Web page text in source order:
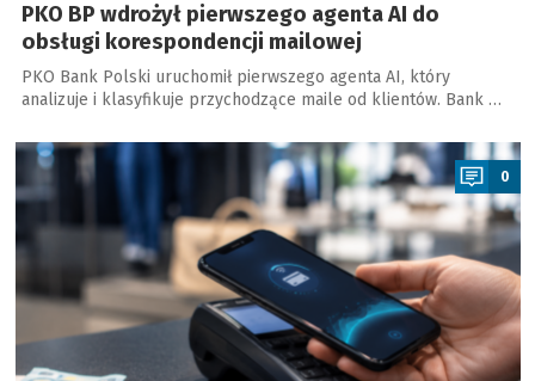
PKO BP wdrożył pierwszego agenta AI do
obsługi korespondencji mailowej
PKO Bank Polski uruchomił pierwszego agenta AI, który
analizuje i klasyfikuje przychodzące maile od klientów. Bank …
a
0